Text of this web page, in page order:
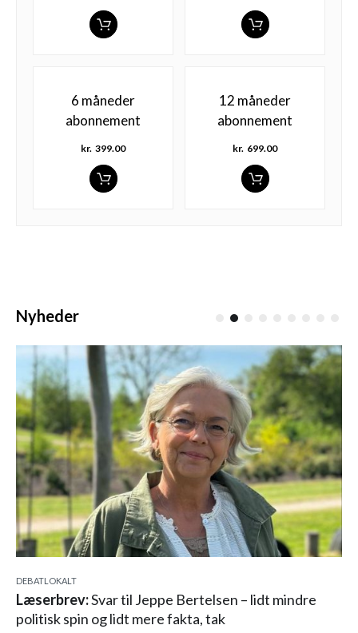
6 måneder
abonnement
kr. 399.00
12 måneder
abonnement
kr. 699.00
Nyheder
DEBATLOKALT
Læserbrev:Svar til Jeppe Bertelsen – lidt mindre
politisk spin og lidt mere fakta, tak